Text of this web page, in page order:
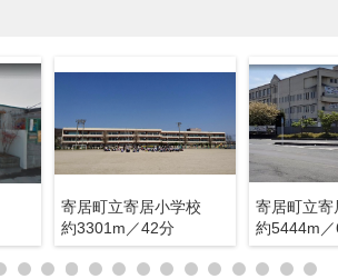
寄居町立寄居小学校
約3301m／42分
寄居町立寄
約5444m